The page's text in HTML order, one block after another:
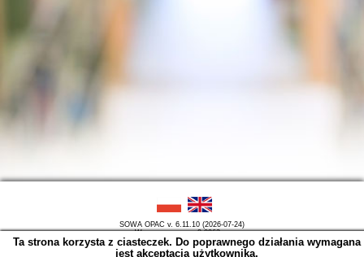
SOWA OPAC v. 6.11.10 (2026-07-24)
Wygenerowano w 0,0963 s.
Ta strona korzysta z ciasteczek. Do poprawnego działania wymagana
jest akceptacja użytkownika.